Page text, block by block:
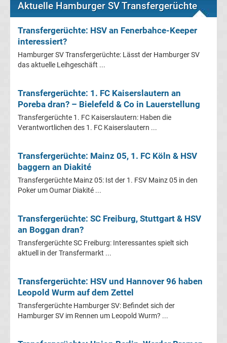
München
Transfergerüchte
Borussia
Dortmund
Transfergerüchte
Mönchengladbach
Transfergerüchte
Chemnitzer
FC
Dynamo
Dresden
Aktuelle Hamburger SV Transfergerüchte
Transfergerüchte: HSV an Fenerbahce-Keeper
interessiert?
Hamburger SV Transfergerüchte: Lässt der Hamburger SV
das aktuelle Leihgeschäft ...
Transfergerüchte: 1. FC Kaiserslautern an
Poreba dran? – Bielefeld & Co in Lauerstellung
Transfergerüchte 1. FC Kaiserslautern: Haben die
Verantwortlichen des 1. FC Kaiserslautern ...
Transfergerüchte: Mainz 05, 1. FC Köln & HSV
baggern an Diakité
Transfergerüchte Mainz 05: Ist der 1. FSV Mainz 05 in den
Poker um Oumar Diakité ...
Transfergerüchte: SC Freiburg, Stuttgart & HSV
an Boggan dran?
Transfergerüchte SC Freiburg: Interessantes spielt sich
aktuell in der Transfermarkt ...
Transfergerüchte: HSV und Hannover 96 haben
Leopold Wurm auf dem Zettel
Transfergerüchte Hamburger SV: Befindet sich der
Hamburger SV im Rennen um Leopold Wurm? ...